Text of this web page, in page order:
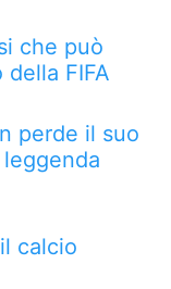
che può
FIFA
perde il suo
calcio